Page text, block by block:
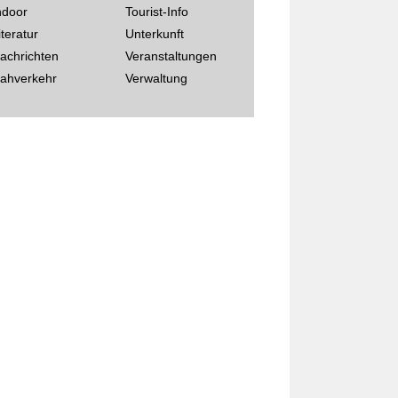
Tourist-Info
Unterkunft
Veranstaltungen
Verwaltung